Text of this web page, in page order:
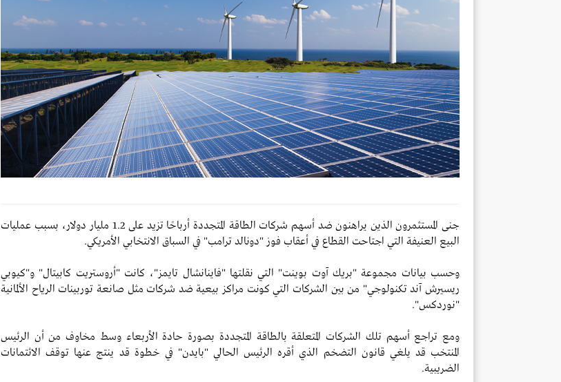
جنى المستثمرون الذين يراهنون ضد أسهم شركات الطاقة المتجددة أرباحًا تزيد على 1.2 مليار دولار، بسبب عمليات
البيع العنيفة التي اجتاحت القطاع في أعقاب فوز "دونالد ترامب" في السباق الانتخابي الأمريكي.
وحسب بيانات مجموعة "بريك آوت بوينت" التي نقلتها "فاينانشال تايمز"، كانت "أروستريت كابيتال" و"كيوبي
ريسيرش آند تكنولوجي" من بين الشركات التي كونت مراكز بيعية ضد شركات مثل صانعة توربينات الرياح الألمانية
"نوردكس".
ومع تراجع أسهم تلك الشركات المتعلقة بالطاقة المتجددة بصورة حادة الأربعاء وسط مخاوف من أن الرئيس
المنتخب قد يلغي قانون التضخم الذي أقره الرئيس الحالي "بايدن" في خطوة قد ينتج عنها توقف الائتمانات
الضريبية.